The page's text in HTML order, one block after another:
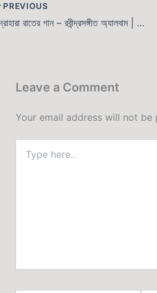
PREVIOUS
নিদ্রাহারা রাতের গান – রবীন্দ্রসঙ্গীত অ্যালবাম | কামাল আহমেদ
Leave a Comment
Your email address will not be
here..